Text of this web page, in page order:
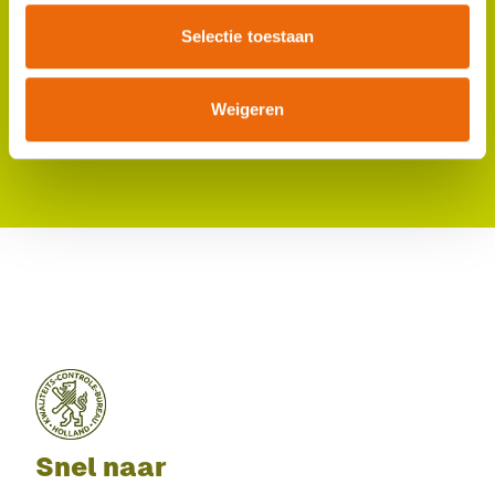
Selectie toestaan
Weigeren
(8:30 - 17:00)
Helpdesk eCertNL
(8:00 - 17:00)
helpdesk@kcb.nl
Snel naar